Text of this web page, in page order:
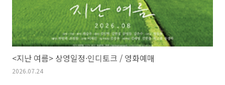
<지난 여름> 상영일정·인디토크 / 영화예매
2026.07.24